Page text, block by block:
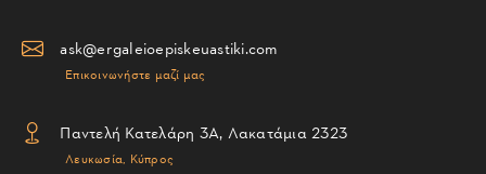
ask@ergaleioepiskeuastiki.com
Επικοινωνήστε μαζί μας
Παντελή Κατελάρη 3Α, Λακατάμια 2323
Λευκωσία, Κύπρος